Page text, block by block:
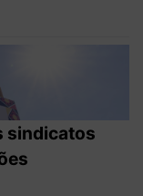
sindicatos